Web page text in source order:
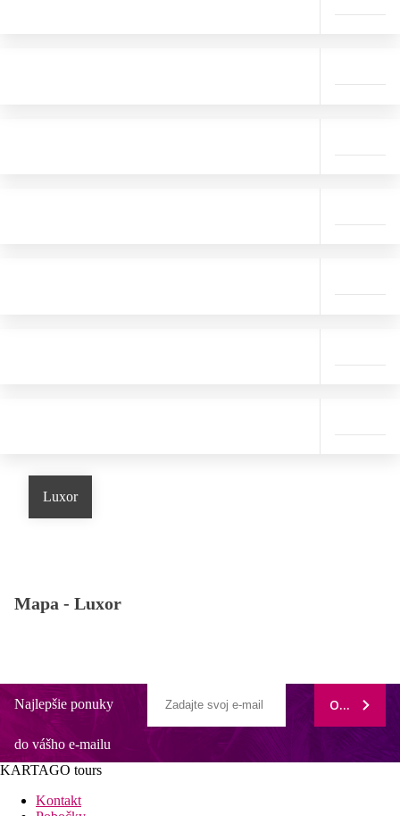
Luxor
Mapa - Luxor
Najlepšie ponuky
do vášho e-mailu
ODOBERAŤ
KARTAGO tours
Kontakt